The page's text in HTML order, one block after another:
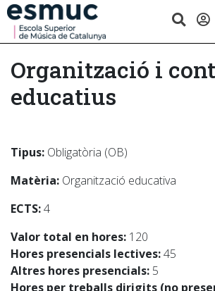
Estudis
Recerca
Serveis
Organització i
educatius
Tipus: Obligatòria (OB)
Matèria: Organització educativa
ECTS:4
Valor total en hores: 120
Hores presencials lectives:45
Altres hores presencials: 5
Hores per treballs dirigits (no